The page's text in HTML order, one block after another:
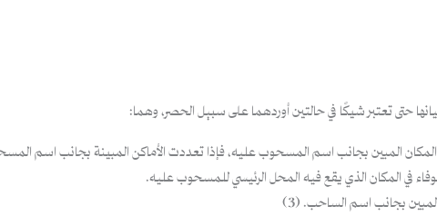
حتى تعتبر شيكًا في حالتين أوردهما على سبيل الحصر، وهما:
المبين بجانب اسم المسحوب عليه، فإذا تعددت الأماكن المبينة بجانب اسم
في المكان الذي يقع فيه المحل الرئيسي للمسحوب عليه.
بجانب اسم الساحب. (3)